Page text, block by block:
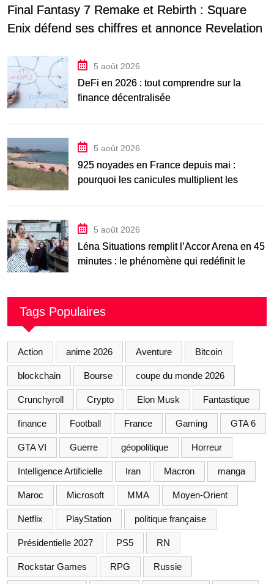
Final Fantasy 7 Remake et Rebirth : Square
Enix défend ses chiffres et annonce Revelation
5 août 2026
DeFi en 2026 : tout comprendre sur la
finance décentralisée
5 août 2026
925 noyades en France depuis mai :
pourquoi les canicules multiplient les
5 août 2026
Léna Situations remplit l’Accor Arena en 45
minutes : le phénomène qui redéfinit le
Tags Populaires
Action anime 2026 Aventure Bitcoin
blockchain Bourse coupe du monde 2026
Crunchyroll Crypto Elon Musk Fantastique
finance Football France Gaming GTA 6
GTA VI Guerre géopolitique Horreur
Intelligence Artificielle Iran Macron manga
Maroc Microsoft MMA Moyen-Orient
Netflix PlayStation politique française
Présidentielle 2027 PS5 RN
Rockstar Games RPG Russie